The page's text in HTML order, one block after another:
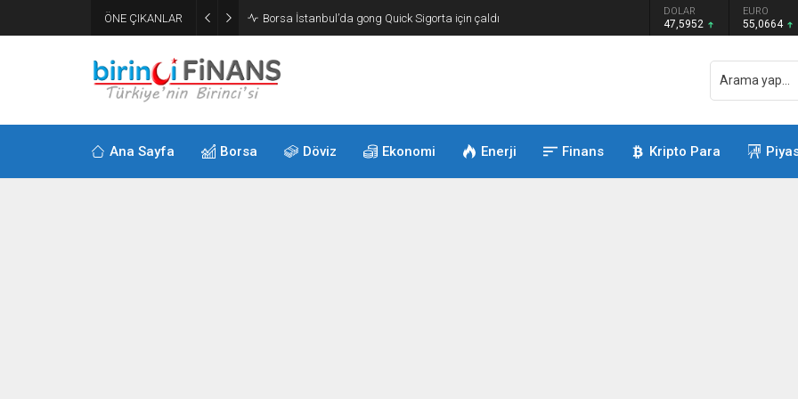
ÖNE ÇIKANLAR Almanya’da fabrika siparişleri Haziran’da tahminleri aştı EURO
55,0664
GRAM ALTIN
6.528,76
Ana Sayfa Borsa Döviz Ekonomi Enerji Finans Kripto Para